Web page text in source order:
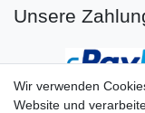
Unsere
Wir verwenden
Website und